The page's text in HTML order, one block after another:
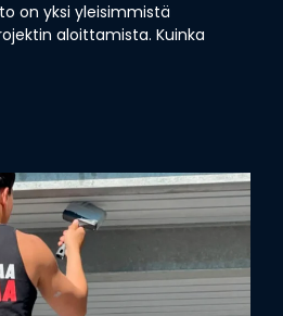
on yksi yleisimmistä
aloittamista. Kuinka